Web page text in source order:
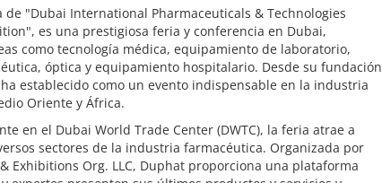
"Dubai International Pharmaceuticals & Technologies
es una prestigiosa feria y conferencia en Dubai,
como tecnología médica, equipamiento de laboratorio,
óptica y equipamiento hospitalario. Desde su fundación
establecido como un evento indispensable en la industria
Oriente y África.
en el Dubai World Trade Center (DWTC), la feria atrae a
sectores de la industria farmacéutica. Organizada por
Exhibitions Org. LLC, Duphat proporciona una plataforma